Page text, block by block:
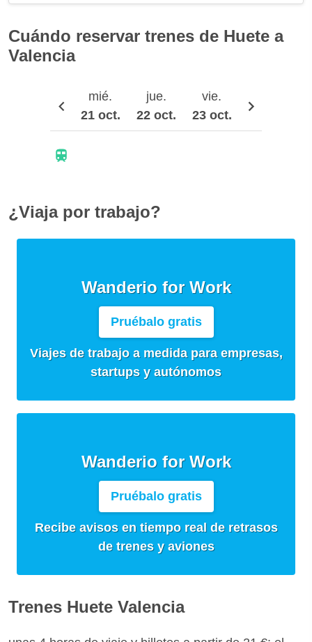
Cuándo reservar trenes de Huete a
Valencia
mié.
21 oct.
jue.
22 oct.
vie.
23 oct.
24 oct.
¿Viaja por trabajo?
Wanderio for Work
Pruébalo gratis
Viajes de trabajo a medida para empresas,
startups y autónomos
Wanderio for Work
Pruébalo gratis
Recibe avisos en tiempo real de retrasos
de trenes y aviones
Trenes Huete Valencia